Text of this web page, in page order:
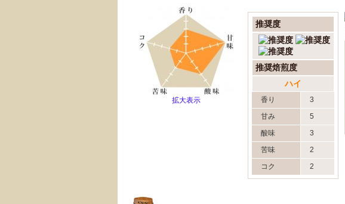
拡大表示
推奨度
推奨焙煎度
ハイ
香り
3
甘み
5
酸味
3
苦味
2
コク
2